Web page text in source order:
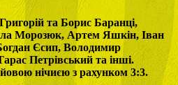
та Борис Баранці,
Морозюк, Артем Яшкін, Іван
Єсип, Володимир
Петрівський та інші.
нічиєю з рахунком 3:3.